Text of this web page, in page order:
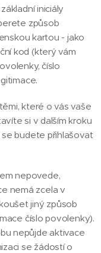
iniciály
způsob
kartou - jako
kod (který vám
číslo
které o vás vaše
si v dalším kroku
budete přihlašovat
nepovede,
nemá zcela v
jiný způsob
číslo povolenky).
nepůjde aktivace
se žádostí o